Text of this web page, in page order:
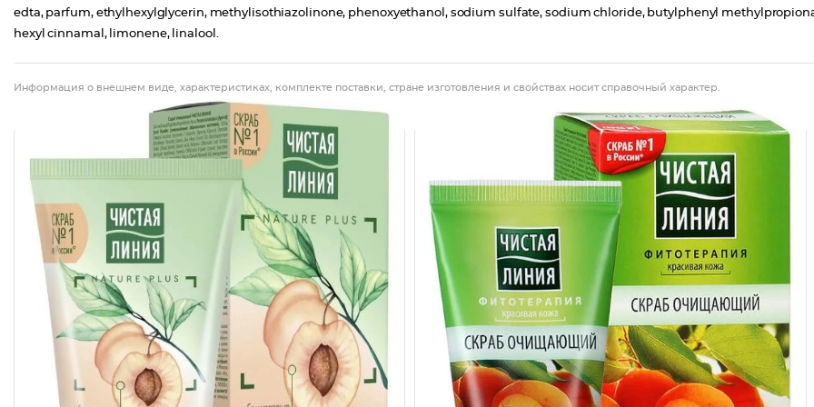
edta, parfum, ethylhexylglycerin, methylisothiazolinone, phenoxyethanol, sodium sulfate, sodium chloride, butylphenyl
hexyl cinnamal, limonene, linalool.
Информация о внешнем виде, характеристиках, комплекте поставки, стране изготовления и свойствах носит справочный характер.